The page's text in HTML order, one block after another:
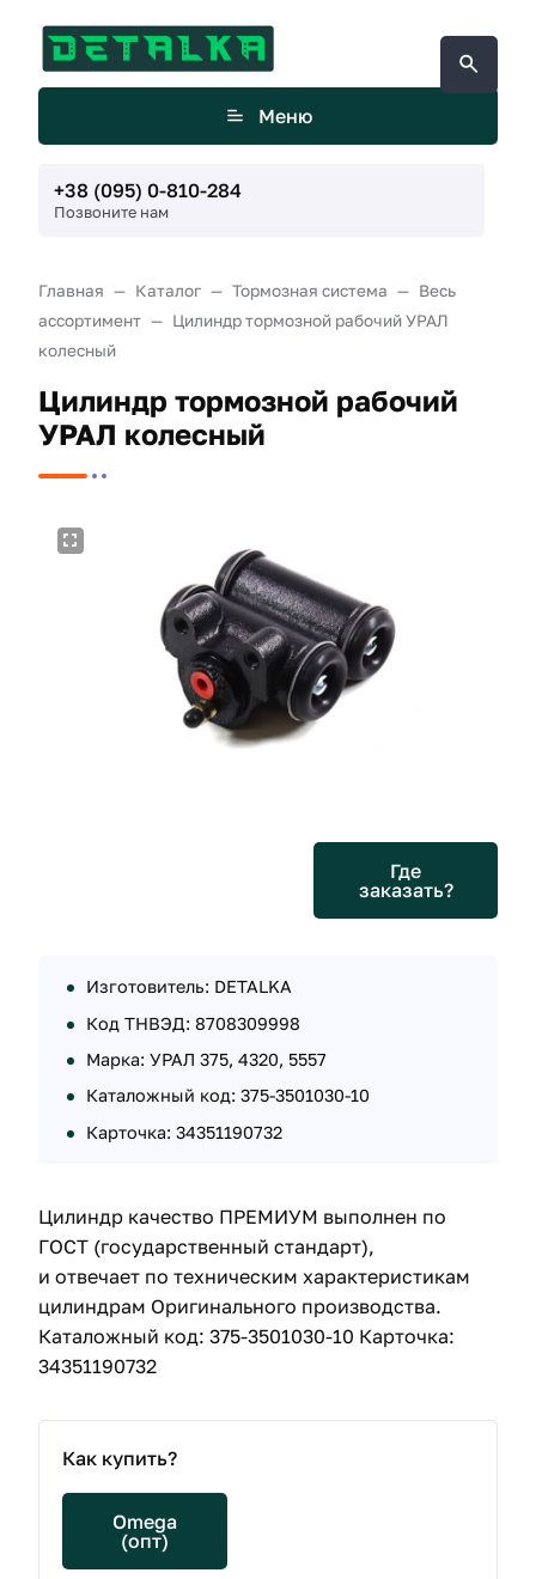
Меню
+38 (095) 0-810-284
Позвоните нам
Главная Каталог Тормозная система
Весь
ассортимент
Цилиндр тормозной рабочий УРАЛ
колесный
Цилиндр тормозной рабочий
УРАЛ колесный
Где
заказать?
Изготовитель: DETALKA
Код ТНВЭД: 8708309998
Марка: УРАЛ 375, 4320, 5557
Каталожный код: 375-3501030-10
Карточка: 34351190732
Цилиндр качество ПРЕМИУМ выполнен по
ГОСТ (государственный стандарт),
и отвечает по техническим характеристикам
цилиндрам Оригинального производства.
Каталожный код: 375-3501030-10 Карточка:
34351190732
Как купить?
Omega
(опт)